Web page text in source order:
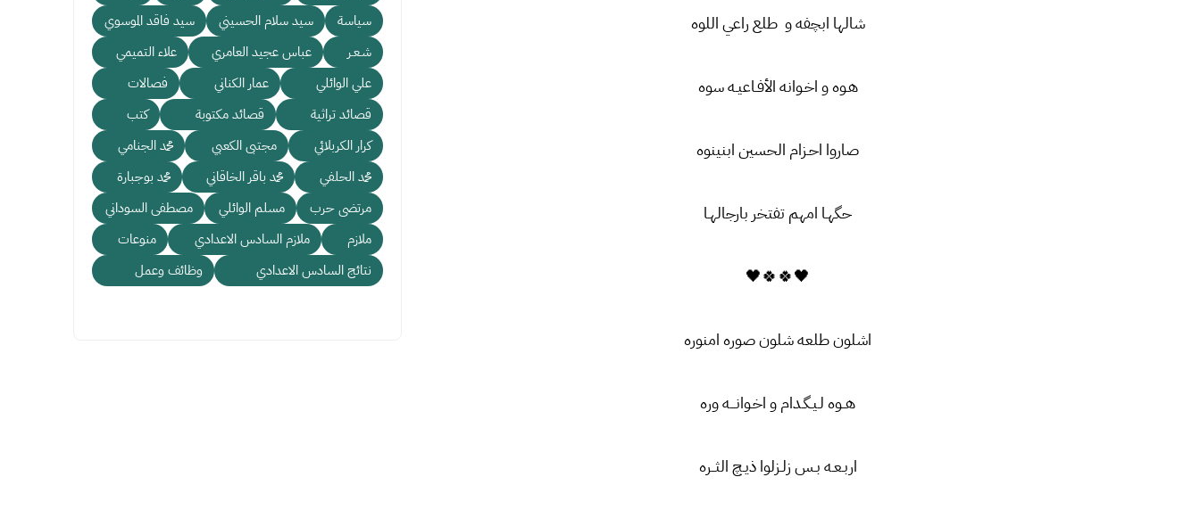
شالها ابچفه و طلع راعي اللوه
هـوه و اخـوانه الأفـاعیـه سوه
صاروا احـزام الحسین ابنینوه
حگهـا امهم تفتخر بارجالهـا
🖤🍀🍀🖤
اشلون طلعه شلون صوره امنوره
هــوه لـیـگـدام و اخـوانـــه وره
اربـعـه بـس زلـزلوا ذیـچ الثــره
سياسة
سيد سلام الحسيني
سيد فاقد الموسوي
شـعـر
عباس عجيد العامري
علاء التميمي
علي الوائلي
عمار الكناني
فصالات
قصائد تراثية
قصائد مكتوبة
كتب
كرار الكربلائي
مجتبى الكعبي
محمد الجنامي
محمد الحلفي
محمد باقر الخاقاني
محمد بوجبارة
مرتضى حرب
مسلم الوائلي
مصطفى السوداني
ملازم
ملازم السادس الاعدادي
منوعات
نتائج السادس الاعدادي
وظائف وعمل